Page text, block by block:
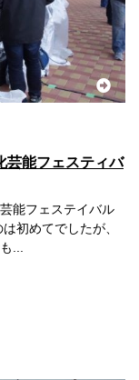
芸能フェスティバ
能フェステイバル
初めてでしたが、
...